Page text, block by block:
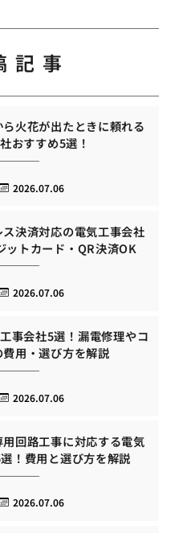
記事
火花が出たときに頼れる
おすすめ5選！
2026.07.06
決済対応の電気工事会社
ットカード・QR決済OK
2026.07.06
事会社5選！漏電修理やコ
用・選び方を解説
2026.07.06
回路工事に対応する電気
！費用と選び方を解説
2026.07.06